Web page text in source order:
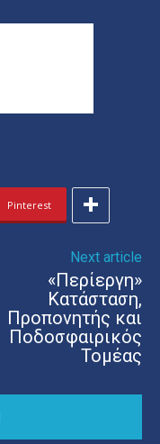
Pinterest
Next article
«Περίεργη»
Κατάσταση,
Προπονητής και
Ποδοσφαιρικός
Τομέας